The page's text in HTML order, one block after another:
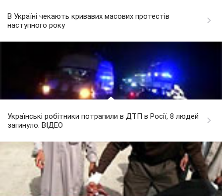
В Україні чекають кривавих масових протестів
наступного року
Українські робітники потрапили в ДТП в Росії, 8 людей
загинуло. ВІДЕО